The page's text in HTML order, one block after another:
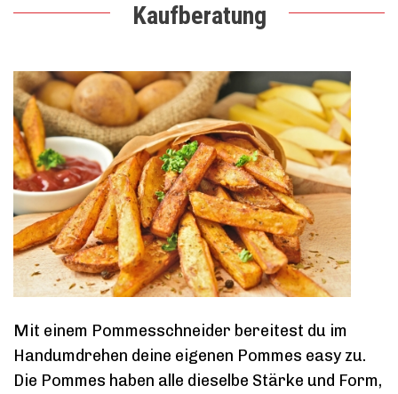
Kaufberatung
Mit einem Pommesschneider bereitest du im
Handumdrehen deine eigenen Pommes easy zu.
Die Pommes haben alle dieselbe Stärke und Form,